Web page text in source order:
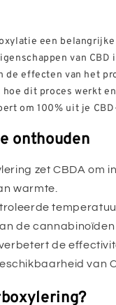
een
van CBD
de effecten van het
dit proces werkt
om 100% uit je
onthouden
zet CBDA om
warmte.
de cannabinoïden
de
van